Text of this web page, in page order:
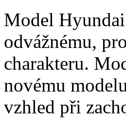
Model
odvážnému,
charakteru.
novému
vzhled při